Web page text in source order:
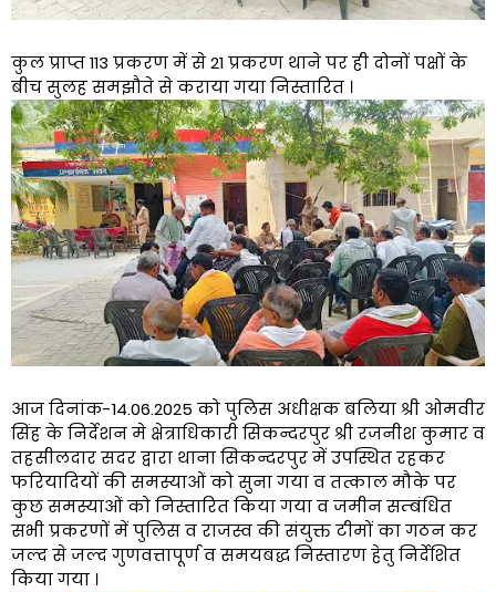
कुल प्राप्त 113 प्रकरण में से 21 प्रकरण थाने पर ही दोनों पक्षों के
बीच सुलह समझौते से कराया गया निस्तारित ।
आज दिनांक-14.06.2025 को पुलिस अधीक्षक बलिया श्री ओमवीर
सिंह के निर्देशन मे क्षेत्राधिकारी सिकन्दरपुर श्री रजनीश कुमार व
तहसीलदार सदर द्वारा थाना सिकन्दरपुर में उपस्थित रहकर
फरियादियों की समस्याओं को सुना गया व तत्काल मौके पर
कुछ समस्याओं को निस्तारित किया गया व जमीन सम्बंधित
सभी प्रकरणों में पुलिस व राजस्व की संयुक्त टीमों का गठन कर
जल्द से जल्द गुणवत्तापूर्ण व समयबद्ध निस्तारण हेतु निर्देशित
किया गया ।